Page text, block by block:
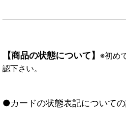
【商品の状態について】 ※初め
認下さい。
●カードの状態表記について